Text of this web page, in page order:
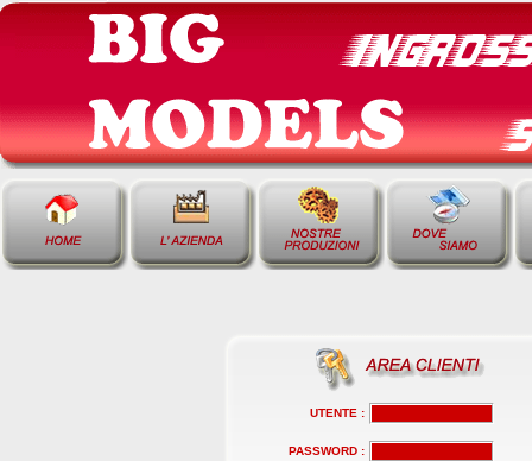
UTENTE :
PASSWORD :